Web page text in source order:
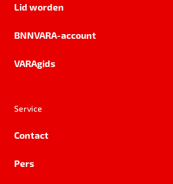
Lid worden
BNNVARA-account
VARAgids
Service
Contact
Pers